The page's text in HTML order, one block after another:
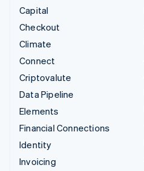
Capital
Checkout
Climate
Connect
Criptovalute
Data Pipeline
Elements
Financial Connections
Identity
Invoicing